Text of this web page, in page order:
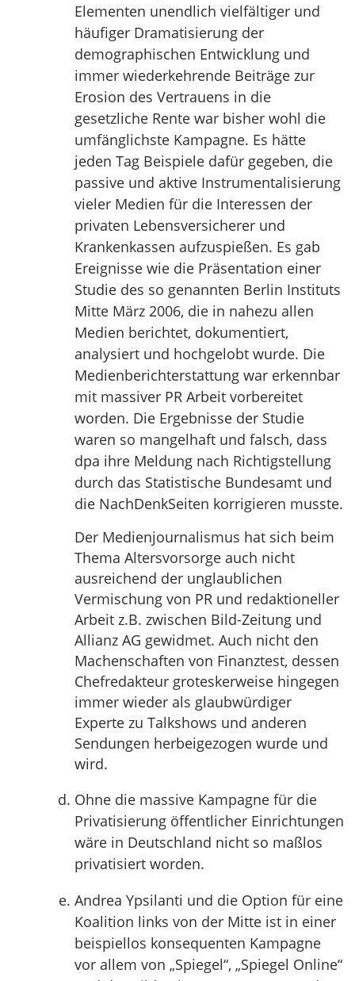
Elementen unendlich vielfältiger und
häufiger Dramatisierung der
demographischen Entwicklung und
immer wiederkehrende Beiträge zur
Erosion des Vertrauens in die
gesetzliche Rente war bisher wohl die
umfänglichste Kampagne. Es hätte
jeden Tag Beispiele dafür gegeben, die
passive und aktive Instrumentalisierung
vieler Medien für die Interessen der
privaten Lebensversicherer und
Krankenkassen aufzuspießen. Es gab
Ereignisse wie die Präsentation einer
Studie des so genannten Berlin Instituts
Mitte März 2006, die in nahezu allen
Medien berichtet, dokumentiert,
analysiert und hochgelobt wurde. Die
Medienberichterstattung war erkennbar
mit massiver PR Arbeit vorbereitet
worden. Die Ergebnisse der Studie
waren so mangelhaft und falsch, dass
dpa ihre Meldung nach Richtigstellung
durch das Statistische Bundesamt und
die NachDenkSeiten korrigieren musste.
Der Medienjournalismus hat sich beim
Thema Altersvorsorge auch nicht
ausreichend der unglaublichen
Vermischung von PR und redaktioneller
Arbeit z.B. zwischen Bild-Zeitung und
Allianz AG gewidmet. Auch nicht den
Machenschaften von Finanztest, dessen
Chefredakteur groteskerweise hingegen
immer wieder als glaubwürdiger
Experte zu Talkshows und anderen
Sendungen herbeigezogen wurde und
wird.
Ohne die massive Kampagne für die
Privatisierung öffentlicher Einrichtungen
wäre in Deutschland nicht so maßlos
privatisiert worden.
Andrea Ypsilanti und die Option für eine
Koalition links von der Mitte ist in einer
beispiellos konsequenten Kampagne
vor allem von „Spiegel“, „Spiegel Online“